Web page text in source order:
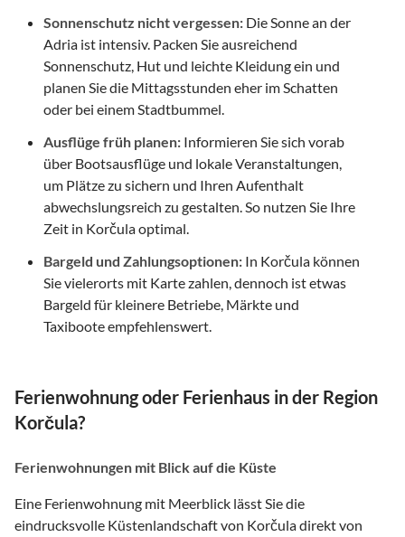
Sonnenschutz nicht vergessen: Die Sonne an der
Adria ist intensiv. Packen Sie ausreichend
Sonnenschutz, Hut und leichte Kleidung ein und
planen Sie die Mittagsstunden eher im Schatten
oder bei einem Stadtbummel.
Ausflüge früh planen: Informieren Sie sich vorab
über Bootsausflüge und lokale Veranstaltungen,
um Plätze zu sichern und Ihren Aufenthalt
abwechslungsreich zu gestalten. So nutzen Sie Ihre
Zeit in Korčula optimal.
Bargeld und Zahlungsoptionen: In Korčula können
Sie vielerorts mit Karte zahlen, dennoch ist etwas
Bargeld für kleinere Betriebe, Märkte und
Taxiboote empfehlenswert.
Ferienwohnung oder Ferienhaus in der Region
Korčula?
Ferienwohnungen mit Blick auf die Küste
Eine Ferienwohnung mit Meerblick lässt Sie die
eindrucksvolle Küstenlandschaft von Korčula direkt von